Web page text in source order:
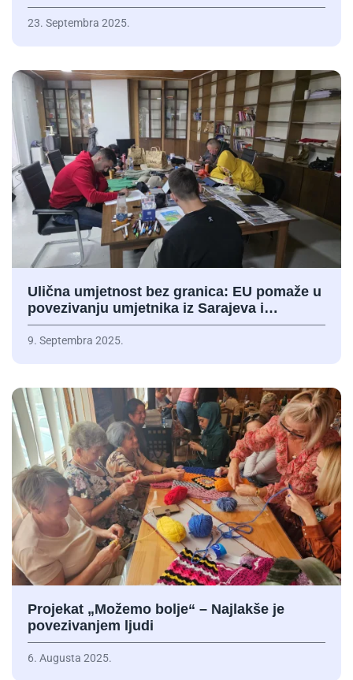
23. Septembra 2025.
Ulična umjetnost bez granica: EU pomaže u
povezivanju umjetnika iz Sarajeva i…
9. Septembra 2025.
Projekat „Možemo bolje“ – Najlakše je
povezivanjem ljudi
6. Augusta 2025.